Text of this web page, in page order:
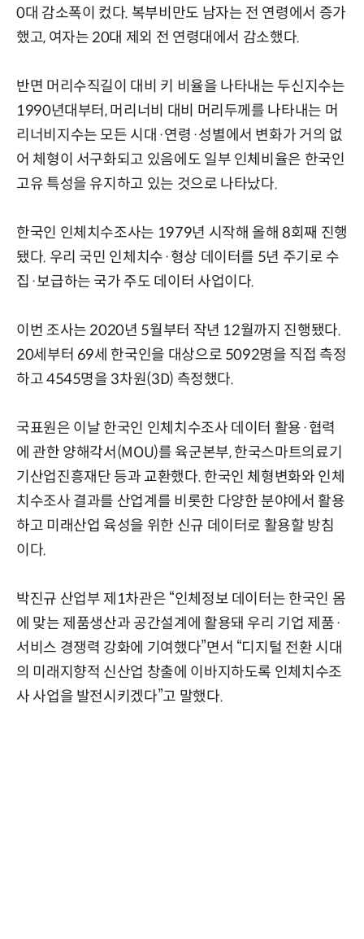
0대 감소폭이 컸다. 복부비만도 남자는 전 연령에서 증가
했고, 여자는 20대 제외 전 연령대에서 감소했다.
반면 머리수직길이 대비 키 비율을 나타내는 두신지수는
1990년대부터, 머리너비 대비 머리두께를 나타내는 머
리너비지수는 모든 시대·연령·성별에서 변화가 거의 없
어 체형이 서구화되고 있음에도 일부 인체비율은 한국인
고유 특성을 유지하고 있는 것으로 나타났다.
한국인 인체치수조사는 1979년 시작해 올해 8회째 진행
됐다. 우리 국민 인체치수·형상 데이터를 5년 주기로 수
집·보급하는 국가 주도 데이터 사업이다.
이번 조사는 2020년 5월부터 작년 12월까지 진행됐다.
20세부터 69세 한국인을 대상으로 5092명을 직접 측정
하고 4545명을 3차원(3D) 측정했다.
국표원은 이날 한국인 인체치수조사 데이터 활용·협력
에 관한 양해각서(MOU)를 육군본부, 한국스마트의료기
기산업진흥재단 등과 교환했다. 한국인 체형변화와 인체
치수조사 결과를 산업계를 비롯한 다양한 분야에서 활용
하고 미래산업 육성을 위한 신규 데이터로 활용할 방침
이다.
박진규 산업부 제1차관은 “인체정보 데이터는 한국인 몸
에 맞는 제품생산과 공간설계에 활용돼 우리 기업 제품·
서비스 경쟁력 강화에 기여했다”면서 “디지털 전환 시대
의 미래지향적 신산업 창출에 이바지하도록 인체치수조
사 사업을 발전시키겠다”고 말했다.